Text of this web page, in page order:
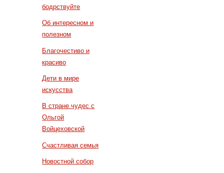
бодрствуйте
Об интересном и
полезном
Благочестиво и
красиво
Дети в мире
искусства
В стране чудес с
Ольгой
Войцеховской
Счастливая семья
Новостной собор